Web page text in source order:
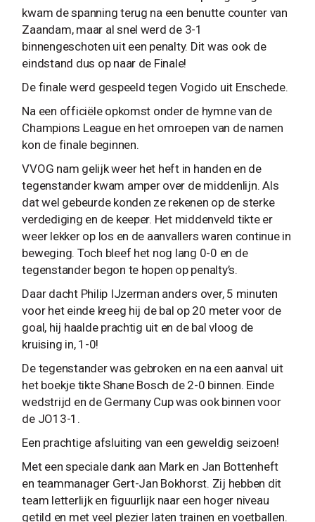
kwam de spanning terug na een benutte counter van
Zaandam, maar al snel werd de 3-1
binnengeschoten uit een penalty. Dit was ook de
eindstand dus op naar de Finale!
De finale werd gespeeld tegen Vogido uit Enschede.
Na een officiële opkomst onder de hymne van de
Champions League en het omroepen van de namen
kon de finale beginnen.
VVOG nam gelijk weer het heft in handen en de
tegenstander kwam amper over de middenlijn. Als
dat wel gebeurde konden ze rekenen op de sterke
verdediging en de keeper. Het middenveld tikte er
weer lekker op los en de aanvallers waren continue in
beweging. Toch bleef het nog lang 0-0 en de
tegenstander begon te hopen op penalty’s.
Daar dacht Philip IJzerman anders over, 5 minuten
voor het einde kreeg hij de bal op 20 meter voor de
goal, hij haalde prachtig uit en de bal vloog de
kruising in, 1-0!
De tegenstander was gebroken en na een aanval uit
het boekje tikte Shane Bosch de 2-0 binnen. Einde
wedstrijd en de Germany Cup was ook binnen voor
de JO13-1.
Een prachtige afsluiting van een geweldig seizoen!
Met een speciale dank aan Mark en Jan Bottenheft
en teammanager Gert-Jan Bokhorst. Zij hebben dit
team letterlijk en figuurlijk naar een hoger niveau
getild en met veel plezier laten trainen en voetballen.